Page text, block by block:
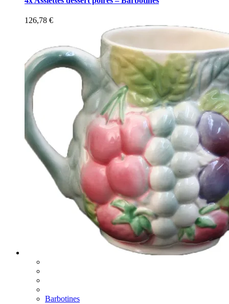
126,78 €
Barbotines